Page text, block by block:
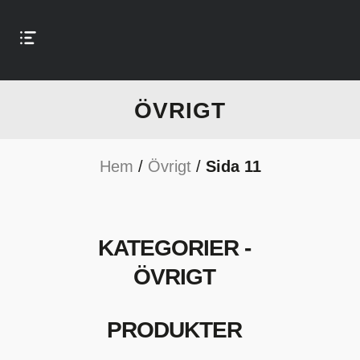
ÖVRIGT
Hem / Övrigt/ Sida 11
KATEGORIER -
ÖVRIGT
PRODUKTER